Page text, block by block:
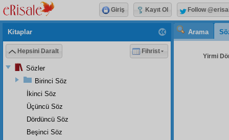
Arama
Yirmi
Kitaplar
Hepsini Daralt Fihrist
Sözler
Birinci Söz
İkinci Söz
Üçüncü Söz
Dördüncü Söz
Beşinci Söz
Giriş Kayıt Ol Follow